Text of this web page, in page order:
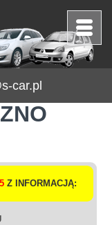
car.pl
Z INFORMACJĄ: